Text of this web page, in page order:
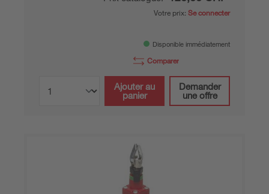
Votre prix: Se connecter
Disponible immédiatement
Comparer
Ajouter au
panier
Demander
une offre